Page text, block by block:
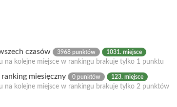
czasów 3968 punktów 1031. miejsce
na kolejne miejsce w rankingu brakuje tylko 1 punktu
miesięczny 0 punktów 123. miejsce
na kolejne miejsce w rankingu brakuje tylko 2 punktów